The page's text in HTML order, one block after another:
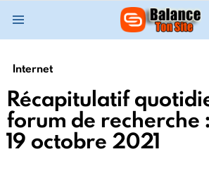
Internet
Récapitulatif
forum de recherche :
19 octobre 2021